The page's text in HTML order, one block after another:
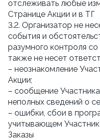
отслеживать любые
Странице Акции и в ТГ
3.2. Организатор не
события и
разумного контроля
также не несет
– неознакомление
Акции;
– сообщение
неполных сведений о
– ошибки, сбои в
учитывающем
Заказы